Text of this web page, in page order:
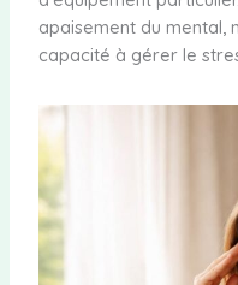
apaisement du mental,
capacité à gérer le